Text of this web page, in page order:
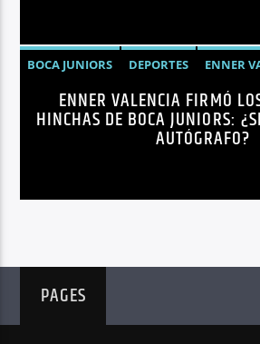
BOCA JUNIORS DEPORTES ENNER
NOTICIASENNER VALENCIA FIRMÓ
HINCHAS DE BOCA JUNIORS:
AUTÓGRAFO?
PAGES